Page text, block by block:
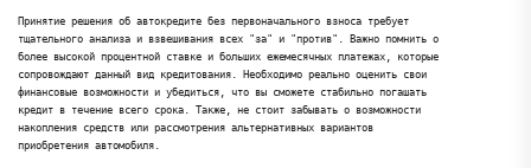
Принятие решения об автокредите без первоначального взноса требует
тщательного анализа и взвешивания всех "за" и "против". Важно помнить о
более высокой процентной ставке и больших ежемесячных платежах, которые
сопровождают данный вид кредитования. Необходимо реально оценить свои
финансовые возможности и убедиться, что вы сможете стабильно погашать
кредит в течение всего срока. Также, не стоит забывать о возможности
накопления средств или рассмотрения альтернативных вариантов
приобретения автомобиля.